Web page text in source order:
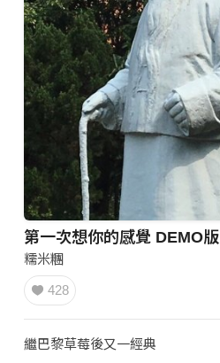
第一次想你的感覺 DEMO版
糯米糰
428
繼巴黎草莓後又一經典